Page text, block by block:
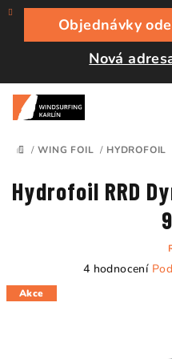
Přejít
obsah
Objednávky
Nová
DOMŮ
/ WING FOIL / HYDROFOIL
Hydrofoil RRD
Průměrné
4 hodnocení
Akce